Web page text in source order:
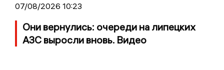
07/08/2026 10:23
Они вернулись: очереди на липецких
АЗС выросли вновь. Видео